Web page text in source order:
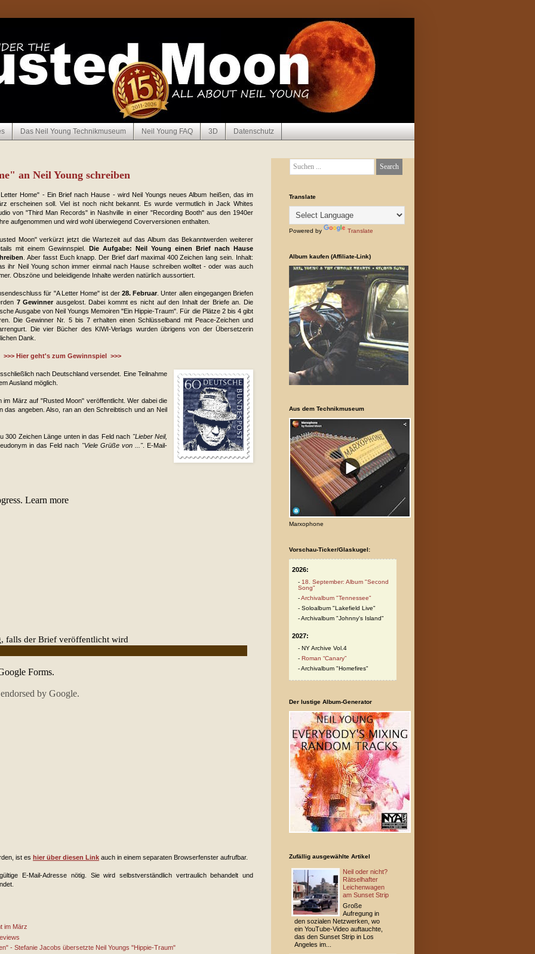
Das Neil Young Technikmuseum Neil Young FAQ 3D Datenschutz
an Neil Young schreiben
Home" - Ein Brief nach Hause - wird Neil Youngs neues Album heißen, das im
erscheinen soll. Viel ist noch nicht bekannt. Es wurde vermutlich in Jack Whites
von "Third Man Records" in Nashville in einer "Recording Booth" aus den 1940er
aufgenommen und wird wohl überwiegend Coverversionen enthalten.
Moon" verkürzt jetzt die Wartezeit auf das Album das Bekanntwerden weiterer
mit einem Gewinnspiel. Die Aufgabe: Neil Young einen Brief nach Hause
. Aber fasst Euch knapp. Der Brief darf maximal 400 Zeichen lang sein. Inhalt:
ihr Neil Young schon immer einmal nach Hause schreiben wolltet - oder was auch
Obszöne und beleidigende Inhalte werden natürlich aussortiert.
für "A Letter Home" ist der 28. Februar. Unter allen eingegangen Briefen
7 Gewinnerausgelost. Dabei kommt es nicht auf den Inhalt der Briefe an. Die
Ausgabe von Neil Youngs Memoiren "Ein Hippie-Traum". Für die Plätze 2 bis 4 gibt
Die Gewinner Nr. 5 bis 7 erhalten einen Schlüsselband mit Peace-Zeichen und
Die vier Bücher des KIWI-Verlags wurden übrigens von der Übersetzerin
Dank.
>>> Hier geht's zum Gewinnspiel >>>
nach Deutschland versendet. Eine Teilnahme
Ausland möglich.
März auf "Rusted Moon" veröffentlicht. Wer dabei die
das angeben. Also, ran an den Schreibtisch und an Neil
300 Zeichen Länge unten in das Feld nach "Lieber Neil,
in das Feld nach "Viele Grüße von ...". E-Mail-
ist es hier über diesen Link auch in einem separaten Browserfenster aufrufbar.
E-Mail-Adresse nötig. Sie wird selbstverständlich vertraulich behandelt und
im März
- Stefanie Jacobs übersetzte Neil Youngs "Hippie-Traum"
Translate
Powered by Translate
Album kaufen (Affiliate-Link)
Aus dem Technikmuseum
Marxophone
Vorschau-Ticker/Glaskugel:
2026:
18. September: Album "Second
Song"
Archivalbum "Tennessee"
Soloalbum "Lakefield Live"
Archivalbum "Johnny's Island"
2027:
NY Archive Vol.4
Roman “Canary”
Archivalbum "Homefires"
Der lustige Album-Generator
Zufällig ausgewählte Artikel
Neil oder nicht?
Rätselhafter
Leichenwagen
am Sunset Strip
Große
Aufregung in
den sozialen Netzwerken, wo
ein YouTube-Video auftauchte,
das den Sunset Strip in Los
Angeles im...